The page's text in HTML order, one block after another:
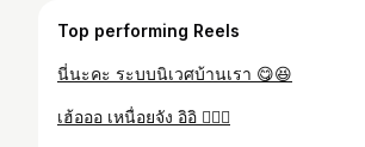
Top performing Reels
นี่นะคะ ระบบนิเวศบ้านเรา 😋😆
เฮ้อออ เหนื่อยจัง อิอิ 🏋🏻‍♀️